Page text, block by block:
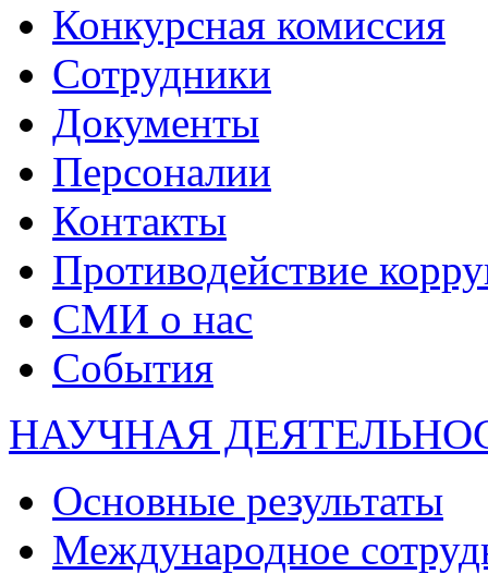
Конкурсная комиссия
Сотрудники
Документы
Персоналии
Контакты
Противодействие
СМИ о нас
События
НАУЧНАЯ
Основные результаты
Международное